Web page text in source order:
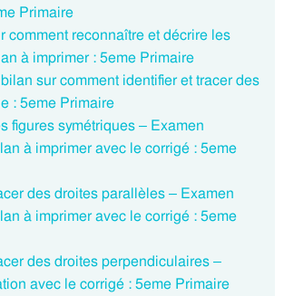
Primaire
comment reconnaître et décrire les
à imprimer : 5eme Primaire
sur comment identifier et tracer des
: 5eme Primaire
figures symétriques – Examen
à imprimer avec le corrigé : 5eme
des droites parallèles – Examen
à imprimer avec le corrigé : 5eme
des droites perpendiculaires –
avec le corrigé : 5eme Primaire